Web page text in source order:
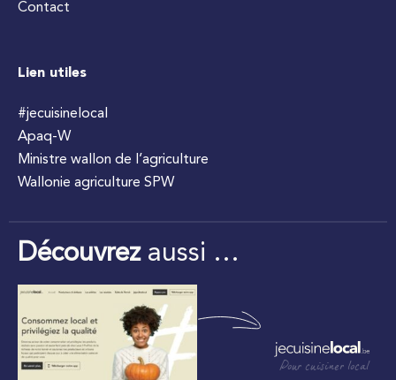
Contact
Lien utiles
#jecuisinelocal
Apaq-W
Ministre wallon de l’agriculture
Wallonie agriculture SPW
Découvrezaussi …
Pour cuisiner local